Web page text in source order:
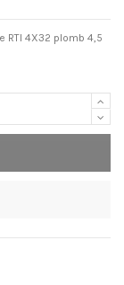
RTI 4X32 plomb 4,5